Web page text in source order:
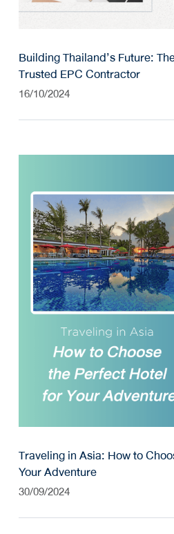
Building Thailand’s Future:
Trusted EPC Contractor
16/10/2024
Traveling in Asia: How to
Your Adventure
30/09/2024